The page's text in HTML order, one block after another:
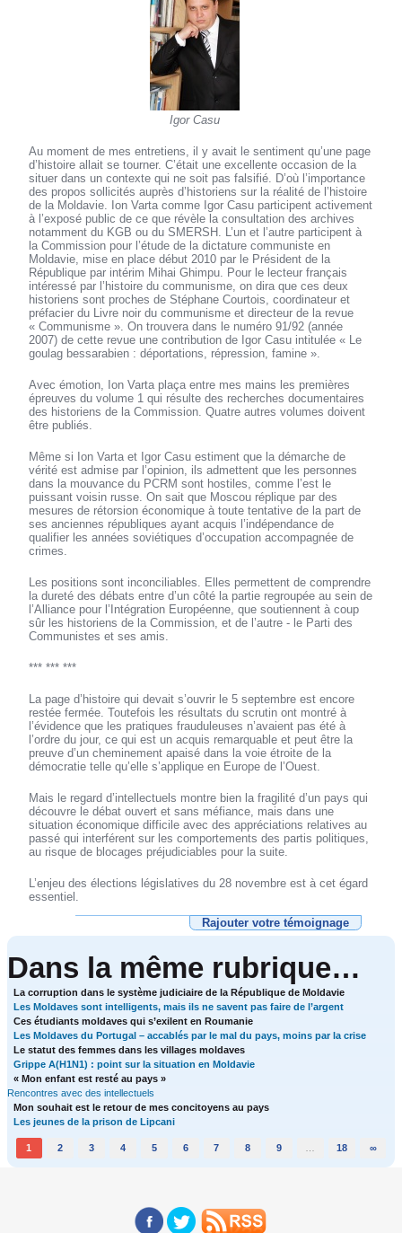
Igor Casu
Au moment de mes entretiens, il y avait le sentiment qu’une page
d’histoire allait se tourner. C’était une excellente occasion de la
situer dans un contexte qui ne soit pas falsifié. D’où l’importance
des propos sollicités auprès d’historiens sur la réalité de l’histoire
de la Moldavie. Ion Varta comme Igor Casu participent activement
à l’exposé public de ce que révèle la consultation des archives
notamment du KGB ou du SMERSH. L’un et l’autre participent à
la Commission pour l’étude de la dictature communiste en
Moldavie, mise en place début 2010 par le Président de la
République par intérim Mihai Ghimpu. Pour le lecteur français
intéressé par l’histoire du communisme, on dira que ces deux
historiens sont proches de Stéphane Courtois, coordinateur et
préfacier du Livre noir du communisme et directeur de la revue
« Communisme ». On trouvera dans le numéro 91/92 (année
2007) de cette revue une contribution de Igor Casu intitulée « Le
goulag bessarabien : déportations, répression, famine ».
Avec émotion, Ion Varta plaça entre mes mains les premières
épreuves du volume 1 qui résulte des recherches documentaires
des historiens de la Commission. Quatre autres volumes doivent
être publiés.
Même si Ion Varta et Igor Casu estiment que la démarche de
vérité est admise par l’opinion, ils admettent que les personnes
dans la mouvance du PCRM sont hostiles, comme l’est le
puissant voisin russe. On sait que Moscou réplique par des
mesures de rétorsion économique à toute tentative de la part de
ses anciennes républiques ayant acquis l’indépendance de
qualifier les années soviétiques d’occupation accompagnée de
crimes.
Les positions sont inconciliables. Elles permettent de comprendre
la dureté des débats entre d’un côté la partie regroupée au sein de
l’Alliance pour l’Intégration Européenne, que soutiennent à coup
sûr les historiens de la Commission, et de l’autre - le Parti des
Communistes et ses amis.
*** *** ***
La page d’histoire qui devait s’ouvrir le 5 septembre est encore
restée fermée. Toutefois les résultats du scrutin ont montré à
l’évidence que les pratiques frauduleuses n’avaient pas été à
l’ordre du jour, ce qui est un acquis remarquable et peut être la
preuve d’un cheminement apaisé dans la voie étroite de la
démocratie telle qu’elle s’applique en Europe de l’Ouest.
Mais le regard d’intellectuels montre bien la fragilité d’un pays qui
découvre le débat ouvert et sans méfiance, mais dans une
situation économique difficile avec des appréciations relatives au
passé qui interférent sur les comportements des partis politiques,
au risque de blocages préjudiciables pour la suite.
L’enjeu des élections législatives du 28 novembre est à cet égard
essentiel.
Rajouter votre témoignage
Dans la même rubrique…
La corruption dans le système judiciaire de la République de Moldavie
Les Moldaves sont intelligents, mais ils ne savent pas faire de l’argent
Ces étudiants moldaves qui s’exilent en Roumanie
Les Moldaves du Portugal – accablés par le mal du pays, moins par la crise
Le statut des femmes dans les villages moldaves
Grippe A(H1N1) : point sur la situation en Moldavie
« Mon enfant est resté au pays »
Rencontres avec des intellectuels
Mon souhait est le retour de mes concitoyens au pays
Les jeunes de la prison de Lipcani
1 2 3 4 5 6 7 8 9 18 ∞